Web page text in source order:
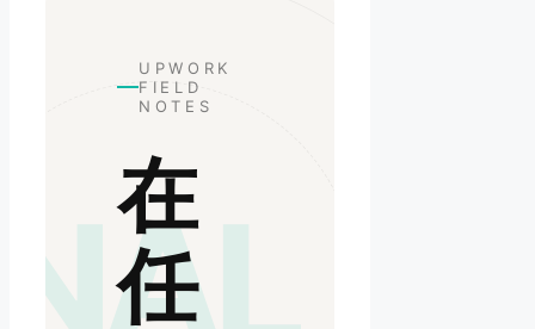
UPWORK
FIELD
NOTES
在
任